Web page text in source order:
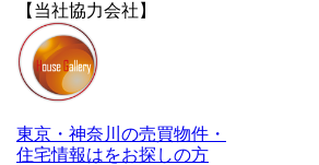
【当社協力会社】
東京・神奈川の売買物件・
住宅情報はをお探しの方